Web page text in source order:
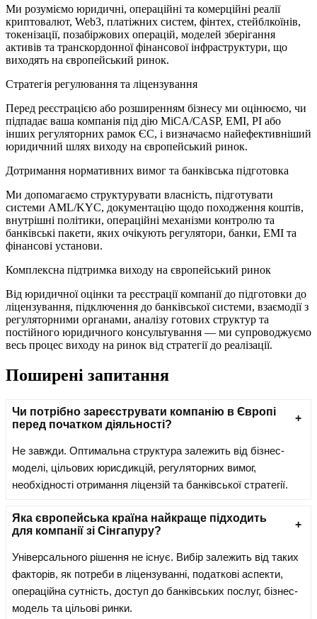
Ми розуміємо юридичні, операційні та комерційні реалії
криптовалют, Web3, платіжних систем, фінтех, стейблкоїнів,
токенізації, позабіржових операцій, моделей зберігання
активів та транскордонної фінансової інфраструктури, що
виходять на європейський ринок.
Стратегія регулювання та ліцензування
Перед реєстрацією або розширенням бізнесу ми оцінюємо, чи
підпадає ваша компанія під дію MiCA/CASP, EMI, PI або
інших регуляторних рамок ЄС, і визначаємо найефективніший
юридичний шлях виходу на європейський ринок.
Дотримання нормативних вимог та банківська підготовка
Ми допомагаємо структурувати власність, підготувати
системи AML/KYC, документацію щодо походження коштів,
внутрішні політики, операційні механізми контролю та
банківські пакети, яких очікують регулятори, банки, EMI та
фінансові установи.
Комплексна підтримка виходу на європейський ринок
Від юридичної оцінки та реєстрації компанії до підготовки до
ліцензування, підключення до банківської системи, взаємодії з
регуляторними органами, аналізу готових структур та
постійного юридичного консультування — ми супроводжуємо
весь процес виходу на ринок від стратегії до реалізації.
Поширені запитання
Чи потрібно зареєструвати компанію в Європі
перед початком діяльності?
Не завжди. Оптимальна структура залежить від бізнес-
моделі, цільових юрисдикцій, регуляторних вимог,
необхідності отримання ліцензій та банківської стратегії.
Яка європейська країна найкраще підходить
для компанії зі Сінгапуру?
Універсального рішення не існує. Вибір залежить від таких
факторів, як потреби в ліцензуванні, податкові аспекти,
операційна сутність, доступ до банківських послуг, бізнес-
модель та цільові ринки.